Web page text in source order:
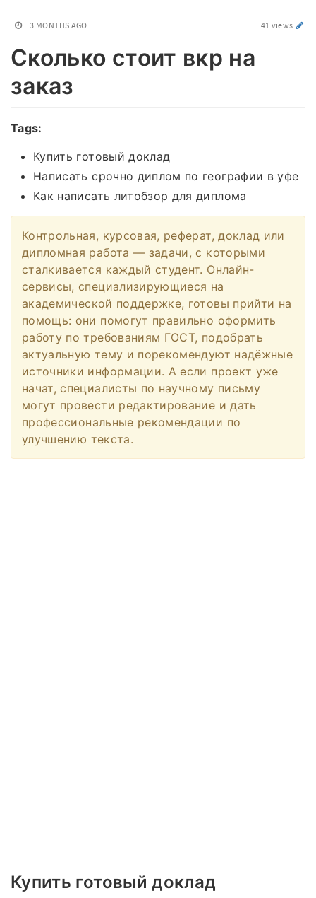
3 MONTHS AGO 41 views
Сколько стоит вкр на
заказ
Tags:
Купить готовый доклад
Написать срочно диплом по географии в уфе
Как написать литобзор для диплома
Контрольная, курсовая, реферат, доклад или
дипломная работа — задачи, с которыми
сталкивается каждый студент. Онлайн-
сервисы, специализирующиеся на
академической поддержке, готовы прийти на
помощь: они помогут правильно оформить
работу по требованиям ГОСТ, подобрать
актуальную тему и порекомендуют надёжные
источники информации. А если проект уже
начат, специалисты по научному письму
могут провести редактирование и дать
профессиональные рекомендации по
улучшению текста.
Купить готовый доклад